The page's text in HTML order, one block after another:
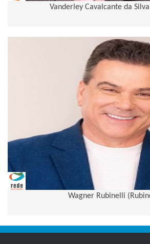
Vanderley Cavalcante da
Wagner Rubinelli